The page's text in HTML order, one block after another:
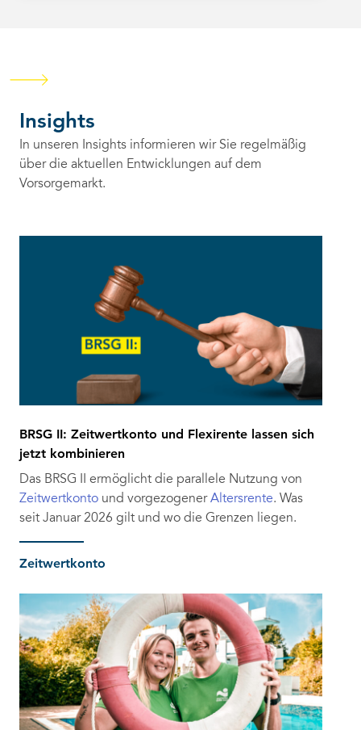
Insights
In unseren Insights informieren wir Sie regelmäßig
über die aktuellen Entwicklungen auf dem
Vorsorgemarkt.
BRSG II: Zeitwertkonto und Flexirente lassen sich
jetzt kombinieren
Das BRSG II ermöglicht die parallele Nutzung von
Zeitwertkonto und vorgezogenerAltersrente. Was
seit Januar 2026 gilt und wo die Grenzen liegen.
Zeitwertkonto